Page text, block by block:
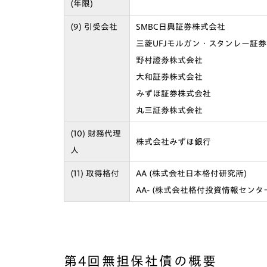
(年限)
(9) 引受会社
SMBC日興証券株式会社
三菱UFJモルガン・スタンレー証
野村證券株式会社
大和証券株式会社
みずほ証券株式会社
丸三証券株式会社
(10) 財務代理
人
株式会社みずほ銀行
(11) 取得格付
AA (株式会社日本格付研究所)
AA- (株式会社格付投資情報センタ
第4回無担保社債の概要